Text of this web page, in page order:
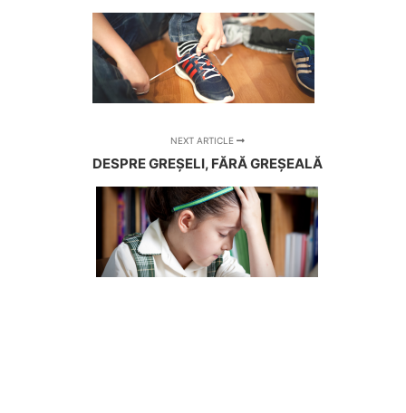
NEXT ARTICLE
DESPRE GREȘELI, FĂRĂ GREȘEALĂ